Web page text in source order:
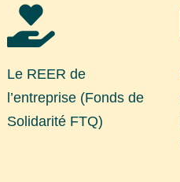

Le REER de
l’entreprise (Fonds de
Solidarité FTQ)